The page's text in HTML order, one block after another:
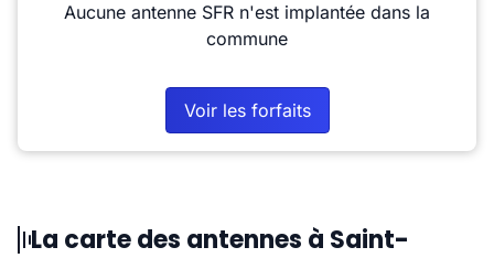
Aucune antenne SFR n'est implantée dans la
commune
Voir les forfaits
La carte des antennes à Saint-